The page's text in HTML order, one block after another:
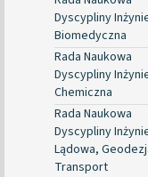
Dyscypliny
Biomedyczna
Rada Naukowa
Dyscypliny
Chemiczna
Rada Naukowa
Dyscypliny
Lądowa,
Transport